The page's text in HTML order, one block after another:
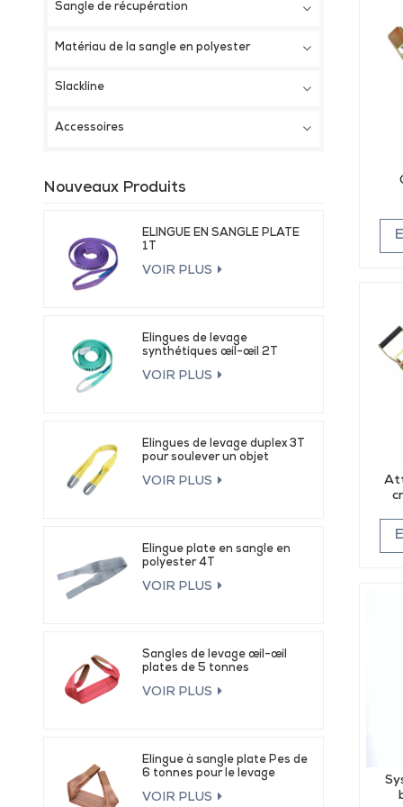
Sangle de récupération
Matériau de la sangle en polyester
Slackline
Accessoires
Nouveaux Produits
ÉLINGUE EN SANGLE PLATE
1T
VOIR PLUS
Élingues de levage
synthétiques œil-œil 2T
VOIR PLUS
Élingues de levage duplex 3T
pour soulever un objet
VOIR PLUS
Élingue plate en sangle en
polyester 4T
VOIR PLUS
Sangles de levage œil-œil
plates de 5 tonnes
VOIR PLUS
Élingue à sangle plate Pes de
6 tonnes pour le levage
VOIR PLUS